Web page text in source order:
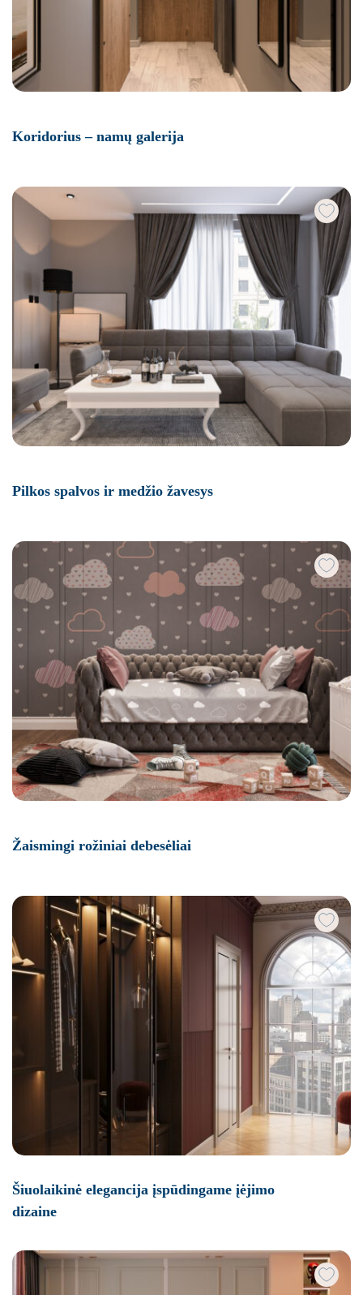
Koridorius – namų galerija
Pilkos spalvos ir medžio žavesys
Žaismingi rožiniai debesėliai
Šiuolaikinė elegancija įspūdingame įėjimo
dizaine